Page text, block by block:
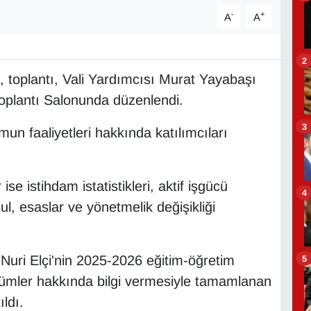
A- A+
Vali Yardımcısı Murat Yayabaşı
Salonunda düzenlendi.
faaliyetleri hakkında katılımcıları
ise istihdam istatistikleri, aktif işgücü
esaslar ve yönetmelik değişikliği
Elçi'nin 2025-2026 eğitim-öğretim
hakkında bilgi vermesiyle tamamlanan
2
3
4
5